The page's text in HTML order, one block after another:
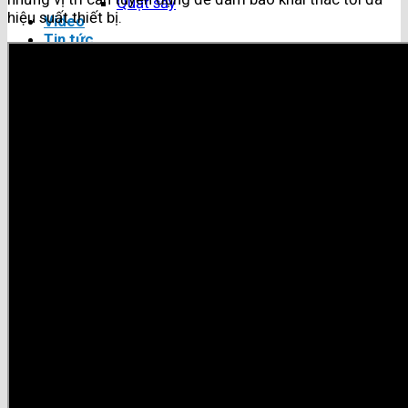
Video
Tin tức
hiệu suất thiết bị.